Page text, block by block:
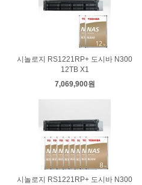
시놀로지 RS1221RP+ 도시바 N300
12TB X1
7,069,900원
시놀로지 RS1221RP+ 도시바 N300